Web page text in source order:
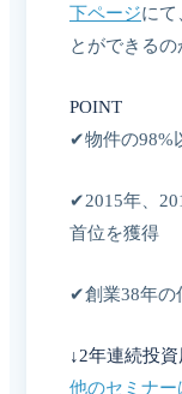
下ページにて
とができる
POINT
✔︎物件の98%
✔︎2015年、
首位を獲得
✔︎創業38年の
↓2年連続投
他のセミナ